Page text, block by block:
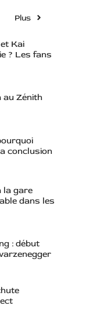
Plus
Kai
? Les fans
au Zénith
conclusion
la gare
dans les
: début